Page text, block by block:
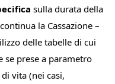
sulla durata della
la Cassazione –
delle tabelle di cui
se prese a parametro
vita (nei casi,